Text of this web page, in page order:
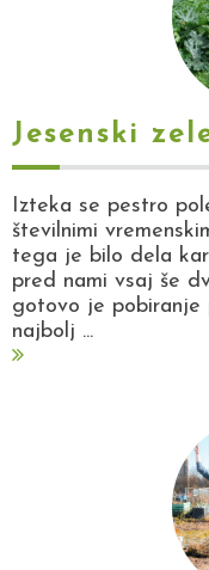
Jesenski
Izteka se pestro
številnimi
tega je bilo dela
pred nami vsaj še
gotovo je pobiranje
najbolj ...